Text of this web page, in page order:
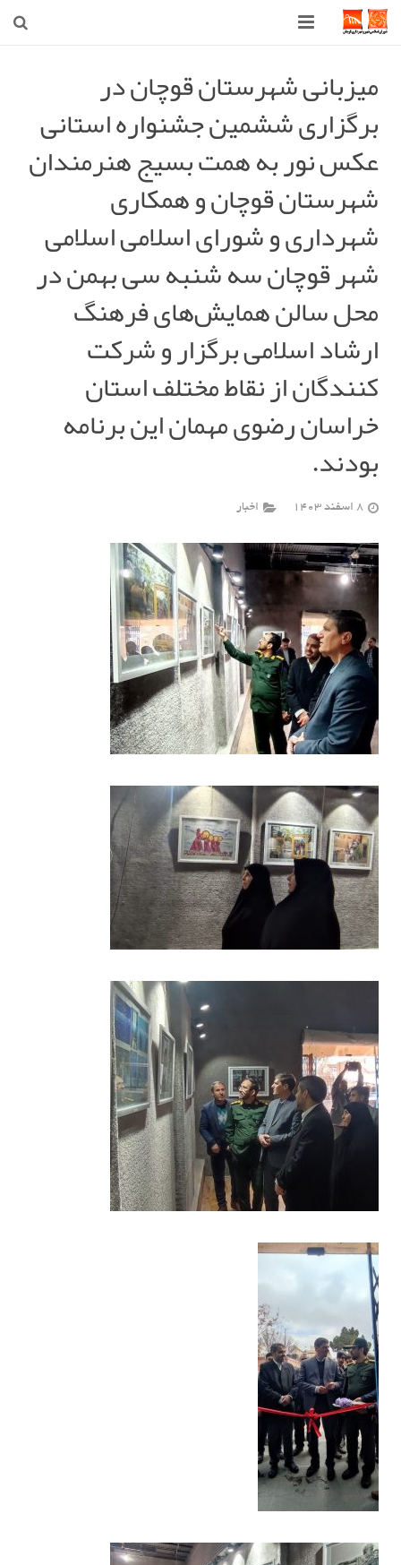
اخبار روز
قوچان
ارتباط با ما
میزبانی شهرستان قوچان در
برگزاری ششمین جشنواره استانی
عکس نور به همت بسیج هنرمندان
شهرستان قوچان و همکاری
شهرداری و شورای اسلامی اسلامی
شهر قوچان سه شنبه سی بهمن در
محل سالن همایش‌های فرهنگ
ارشاد اسلامی برگزار و شرکت
کنندگان از نقاط مختلف استان
خراسان رضوی مهمان این برنامه
بودند.
8 اسفند 1403 اخبار